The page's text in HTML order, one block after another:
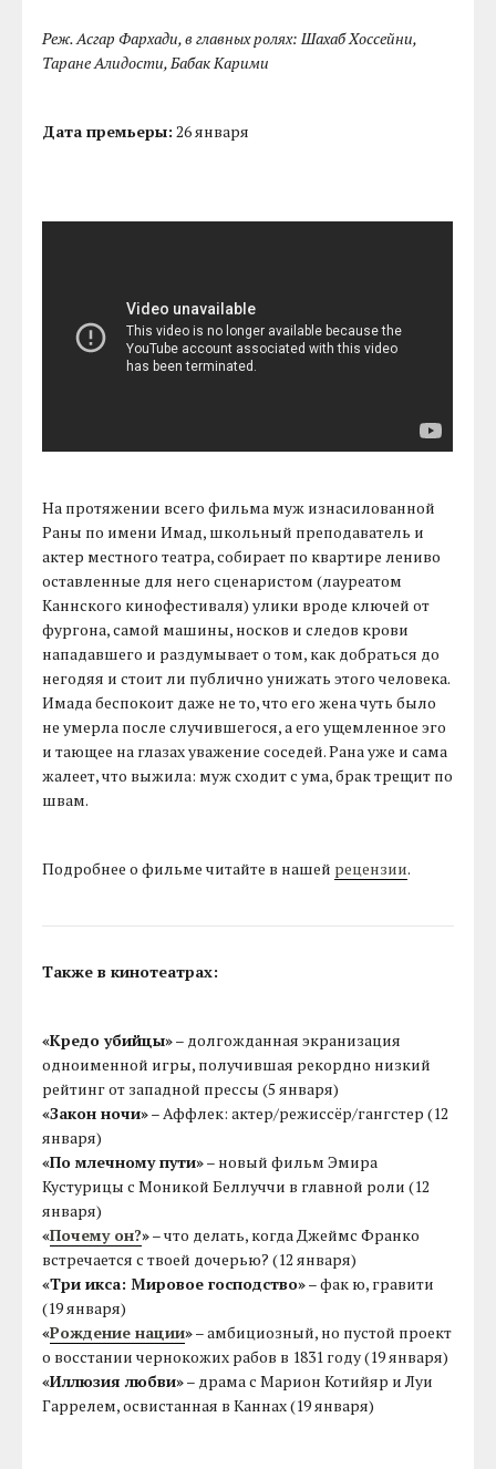
Реж. Асгар Фархади, в главных ролях: Шахаб Хоссейни,
Таране Алидости, Бабак Карими
Дата премьеры: 26 января
На протяжении всего фильма муж изнасилованной
Раны по имени Имад, школьный преподаватель и
актер местного театра, собирает по квартире лениво
оставленные для него сценаристом (лауреатом
Каннского кинофестиваля) улики вроде ключей от
фургона, самой машины, носков и следов крови
нападавшего и раздумывает о том, как добраться до
негодяя и стоит ли публично унижать этого человека.
Имада беспокоит даже не то, что его жена чуть было
не умерла после случившегося, а его ущемленное эго
и тающее на глазах уважение соседей. Рана уже и сама
жалеет, что выжила: муж сходит с ума, брак трещит по
швам.
Подробнее о фильме читайте в нашей рецензии.
Также в кинотеатрах:
«Кредо убийцы»– долгожданная экранизация
одноименной игры, получившая рекордно низкий
рейтинг от западной прессы (5 января)
«Закон ночи»– Аффлек: актер/режиссёр/гангстер (12
января)
«По млечному пути»– новый фильм Эмира
Кустурицы с Моникой Беллуччи в главной роли (12
января)
«Почему он?»– что делать, когда Джеймс Франко
встречается с твоей дочерью? (12 января)
«Три икса: Мировое господство»– фак ю, гравити
(19 января)
«Рождение нации»– амбициозный, но пустой проект
о восстании чернокожих рабов в 1831 году (19 января)
«Иллюзия любви»– драма с Марион Котийяр и Луи
Гаррелем, освистанная в Каннах (19 января)